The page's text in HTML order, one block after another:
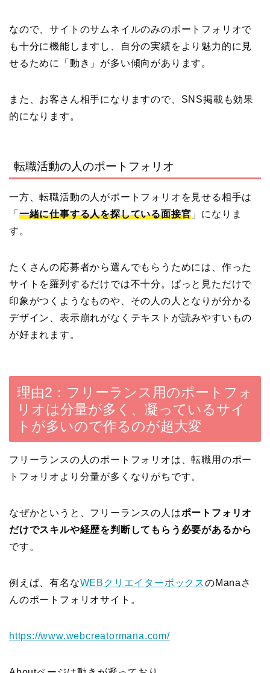
なので、サイトのサムネイルのみのポートフォリオで
も十分に機能しますし、自分の実績をより魅力的に見
せるために「動き」が多い傾向があります。
また、お客さん相手になりますので、SNS掲載も効果
的になります。
転職活動の人のポートフォリオ
一方、転職活動の人がポートフォリオを見せる相手は
「 一緒に仕事する人を探している面接官 」になりま
す。
たくさんの応募者から選んでもらうためには、作った
サイトを羅列するだけでは不十分。ぱっと見ただけで
印象がつくようなものや、その人の人となりが分かる
デザイン、表示崩れがなくテキストが読みやすいもの
が好まれます。
理由2：フリーランス用のポートフォ
リオは分量が多く、凝っているサイ
トが多いので作るのが超大変
フリーランスの人のポートフォリオは、転職用のポー
トフォリオより分量が多くなりがちです。
なぜかというと、フリーランスの人はポートフォリオ
だけでスキルや経歴を判断してもらう必要があるから
です。
例えば、有名なWEBクリエイターボックスのManaさ
んのポートフォリオサイト。
https://www.webcreatormana.com/